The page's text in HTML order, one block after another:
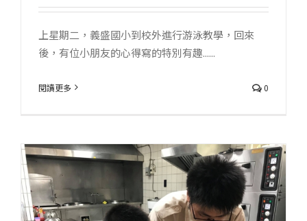
上星期二，義盛國小到校外進行游泳教學，回來
後，有位小朋友的心得寫的特別有趣......
閱讀更多 0